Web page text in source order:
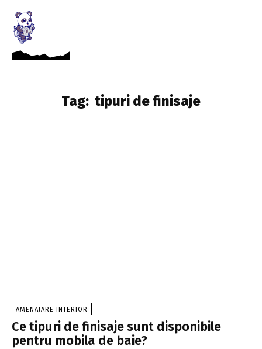
Tag: tipuri de finisaje
AMENAJARE INTERIOR
Ce tipuri de finisaje sunt disponibile
pentru mobila de baie?